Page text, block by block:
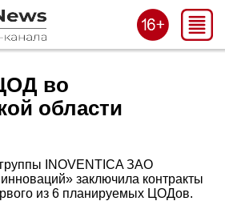
во
области
INOVENTICA ЗАО
заключила контракты
из 6 планируемых ЦОДов.